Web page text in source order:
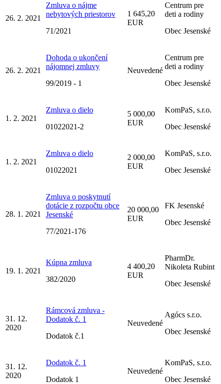
26. 2. 2021
Zmluva o nájme
nebytových priestorov
71/2021
1 645,20
EUR
Centrum pre
deti a rodiny
Obec Jesenské
26. 2. 2021
Dohoda o ukončení
nájomnej zmluvy
99/2019 - 1
Neuvedené
Centrum pre
deti a rodiny
Obec Jesenské
1. 2. 2021
Zmluva o dielo
01022021-2
5 000,00
EUR
KomPaS, s.r.o.
Obec Jesenské
1. 2. 2021
Zmluva o dielo
01022021
2 000,00
EUR
KomPaS, s.r.o.
Obec Jesenské
28. 1. 2021
Zmluva o poskytnutí
dotácie z rozpočtu obce
Jesenské
77/2021-176
20 000,00
EUR
FK Jesenské
Obec Jesenské
19. 1. 2021
Kúpna zmluva
382/2020
4 400,20
EUR
PharmDr.
Nikoleta Rubint
Obec Jesenské
31. 12.
2020
Rámcová zmluva -
Dodatok č. 1
Dodatok č.1
Neuvedené
Agócs s.r.o.
Obec Jesenské
31. 12.
2020
Dodatok č. 1
Dodatok 1
Neuvedené
KomPaS, s.r.o.
Obec Jesenské